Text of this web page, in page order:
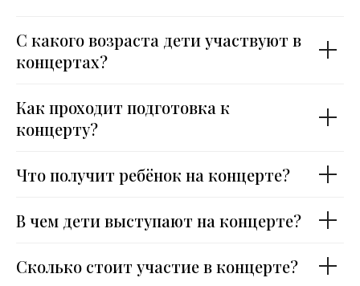
С какого возраста дети участвуют в
концертах?
Как проходит подготовка к
концерту?
Что получит ребёнок на концерте?
В чем дети выступают на концерте?
Сколько стоит участие в концерте?